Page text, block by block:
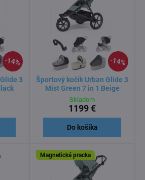
14%
3
14%
Športový kočík Urban Glide 3
Mist Green 7 in 1 Beige
Skladom
1199 €
Do košíka
Magnetická pracka